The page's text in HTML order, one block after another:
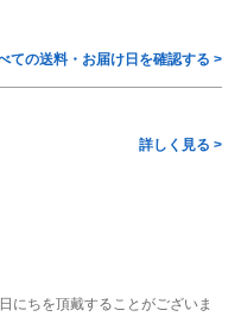
ての送料・お届け日を確認する >
詳しく見る >
にちを頂戴することがございま